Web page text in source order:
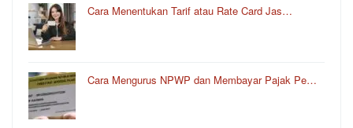
Cara Menentukan Tarif atau Rate Card Jas…
Cara Mengurus NPWP dan Membayar Pajak Pe…